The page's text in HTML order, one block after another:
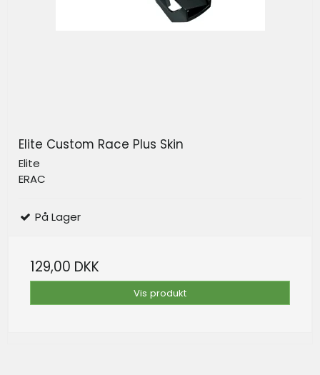
Elite Custom Race Plus Skin
Elite
ERAC
På Lager
129,00 DKK
Vis produkt